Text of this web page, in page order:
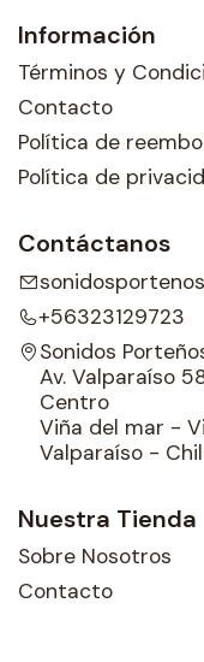
Información
Términos y
Contacto
Política de
Política de
Contáctanos
+56323129723
Sonidos
Av. Valparaíso
Centro
Viña del mar -
Valparaíso -
Nuestra Tienda
Sobre Nosotros
Contacto